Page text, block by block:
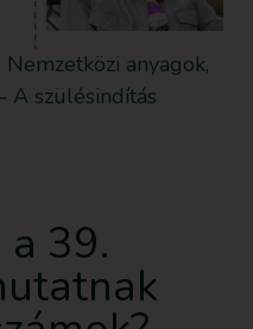
Nemzetközi anyagok,
A szülésindítás
39.